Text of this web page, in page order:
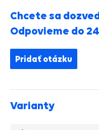
Chcete sa
Odpovieme do
Pridať otázku
Varianty